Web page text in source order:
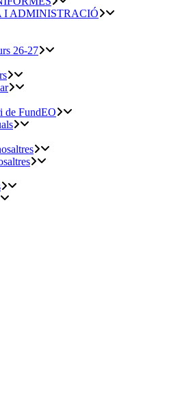
I ADMINISTRACIÓ
26-27
de FundEO